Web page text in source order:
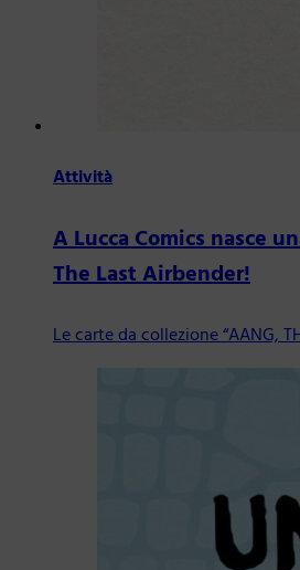
Attività
A Lucca Comics nasce
The Last Airbender!
Le carte da collezione “AANG,